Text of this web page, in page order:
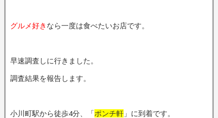
グルメ好き なら一度は食べたいお店です。
早速調査しに行きました。
調査結果を報告します。
小川町駅から徒歩4分、「ポンチ軒 」に到着です。